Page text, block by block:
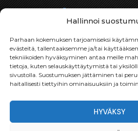
Hallinnoi
Parhaan kokemuksen tarjoamiseksi
evästeitä, tallentaaksemme ja/tai
tekniikoiden hyväksyminen antaa meille
tietoja, kuten selauskäyttäytymistä tai
sivustolla. Suostumuksen jättäminen tai
haitallisesti tiettyihin ominaisuuksiin ja
HYVÄKSY
Toimitukset
Toimitamme osat perille
osan toimitettavan.
Toimitusaika on yleensä noin yksi
Toimitus- & takuuehdot